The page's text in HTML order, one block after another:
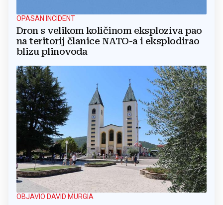
OPASAN INCIDENT
Dron s velikom količinom eksploziva pao
na teritorij članice NATO-a i eksplodirao
blizu plinovoda
OBJAVIO DAVID MURGIA